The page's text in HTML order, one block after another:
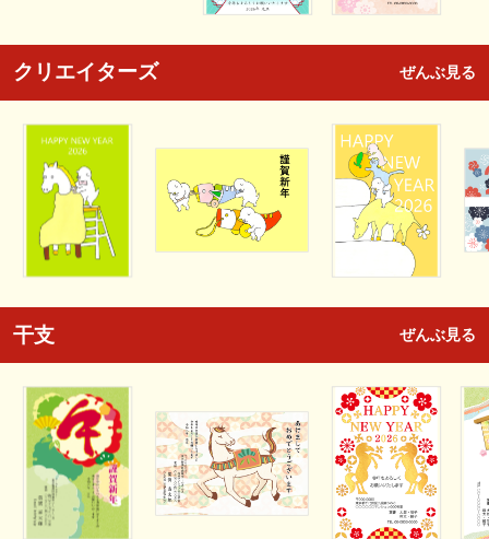
クリエイターズ ぜんぶ見る
干支 ぜんぶ見る